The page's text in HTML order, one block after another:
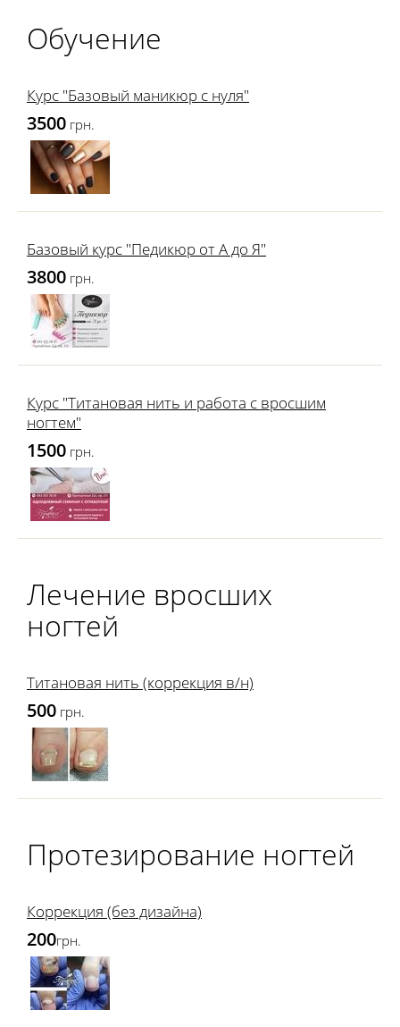
Обучение
Курс "Базовый маникюр с нуля"
3500 грн.
Базовый курс "Педикюр от А до Я"
3800 грн.
Курс "Титановая нить и работа с вросшим
ногтем"
1500 грн.
Лечение вросших
ногтей
Титановая нить (коррекция в/н)
500 грн.
Протезирование ногтей
Коррекция (без дизайна)
200грн.